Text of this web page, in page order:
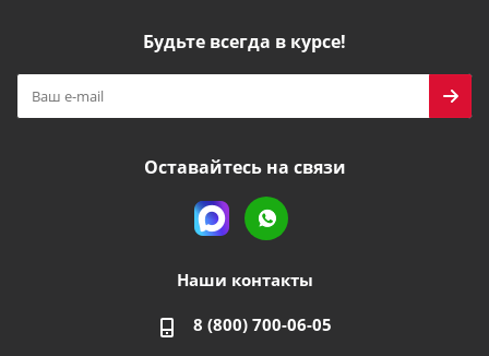
Будьте всегда в курсе!
Оставайтесь на связи
Наши контакты
8 (800) 700-06-05